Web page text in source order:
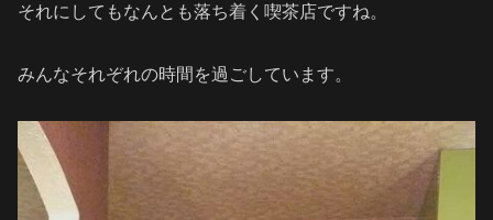
それにしてもなんとも落ち着く喫茶店ですね。
みんなそれぞれの時間を過ごしています。